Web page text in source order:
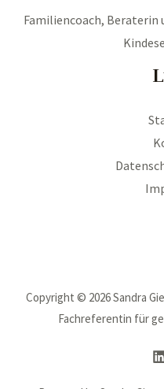
Familiencoach, Beraterin
Copyright © 2026 Sandra
Fachreferentin für